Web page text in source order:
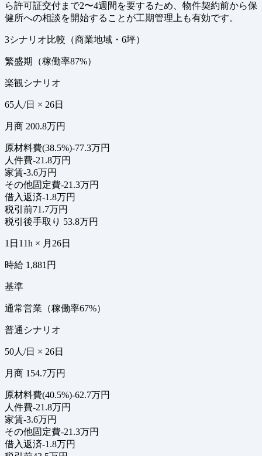
ら許可証交付まで2〜4週間を要するため、物件契約前から保
健所への相談を開始することが工期管理上も有効です。
3シナリオ比較（商業地域・6坪）
繁盛期（稼働率87%）
楽観シナリオ
65人/日 × 26日
月商 200.8万円
原材料費(38.5%)-77.3万円
人件費-21.8万円
家賃-3.6万円
その他固定費-21.3万円
借入返済-1.8万円
税引前71.7万円
税引後手取り 53.8万円
1日11h × 月26日
時給 1,881円
基準
通常営業（稼働率67%）
普通シナリオ
50人/日 × 26日
月商 154.7万円
原材料費(40.5%)-62.7万円
人件費-21.8万円
家賃-3.6万円
その他固定費-21.3万円
借入返済-1.8万円